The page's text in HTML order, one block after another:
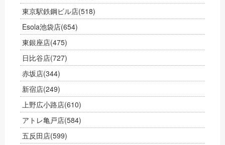
東京駅鉄鋼ビル店(518)
Esola池袋店(654)
東銀座店(475)
日比谷店(727)
赤坂店(344)
新宿店(249)
上野広小路店(610)
アトレ亀戸店(584)
五反田店(599)